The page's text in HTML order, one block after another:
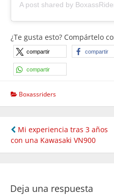
A post shared by
¿Te gusta esto? Compártelo
compartir compartir
compartir
Boxassriders
Navegación
de
Mi experiencia tras 3 años
con una Kawasaki VN900
Deja una respuesta